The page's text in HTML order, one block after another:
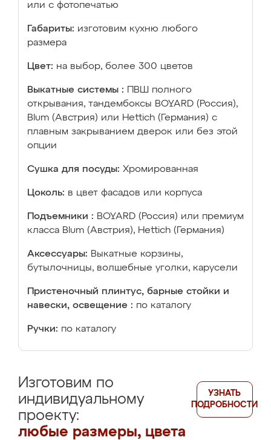
или с фотопечатью
Габариты: изготовим кухню любого
размера
Цвет: на выбор, более 300 цветов
Выкатные системы :
ПВШ полного
открывания, тандембоксы BOYARD (Россия),
Blum (Австрия) или Hettich (Германия) с
плавным закрыванием дверок или без этой
опции
Сушка для посуды: Хромированная
Цоколь: в цвет фасадов или корпуса
Подъемники : BOYARD (Россия) или премиум
класса Blum (Австрия), Hettich (Германия)
Аксессуары: Выкатные корзины,
бутылочницы, волшебные уголки, карусели
Пристеночный плинтус, барные стойки и
навески, освещение : по каталогу
Ручки: по каталогу
Изготовим по
индивидуальному
проекту:
любые размеры, цвета
УЗНАТЬ
ПОДРОБНОСТИ